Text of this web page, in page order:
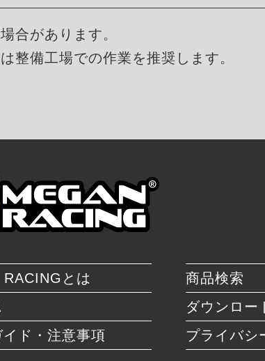
合があります。
整備工場での作業を推奨します。
とは
商品検索
ダウンロー
イド・注意事項 プライバシ